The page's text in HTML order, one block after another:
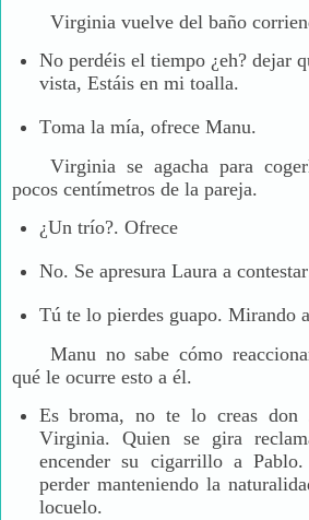
Virginia vuelve del baño
No perdéis el tiempo ¿eh? dejar
vista, Estáis en mi toalla.
Toma la mía, ofrece Manu.
Virginia se agacha para
pocos centímetros de la pareja.
¿Un trío?. Ofrece
No. Se apresura Laura a
Tú te lo pierdes guapo. Mirando
Manu no sabe cómo
qué le ocurre esto a él.
Es broma, no te lo creas don
Virginia. Quien se gira
encender su cigarrillo a Pablo.
perder manteniendo la
locuelo.